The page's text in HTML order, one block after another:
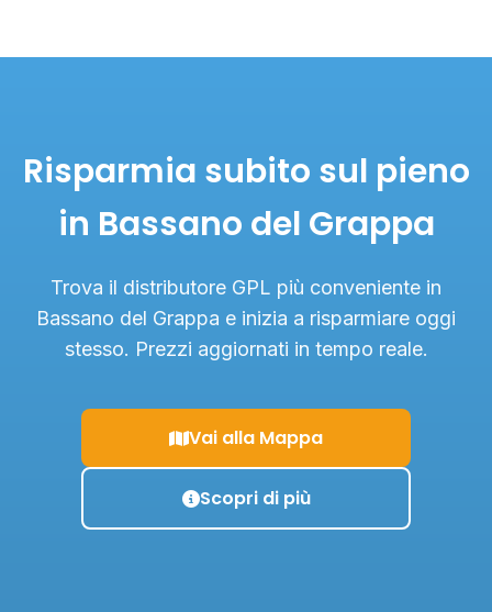
Risparmia subito sul pieno
in Bassano del Grappa
Trova il distributore GPL più conveniente in
Bassano del Grappa e inizia a risparmiare oggi
stesso. Prezzi aggiornati in tempo reale.
Vai alla Mappa
Scopri di più